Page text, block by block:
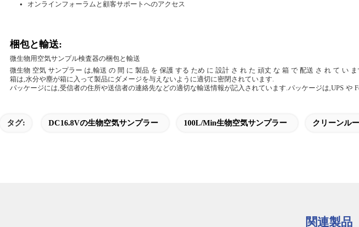
オンラインフォーラムと顧客サポートへのアクセス
梱包と輸送:
微生物用空気サンプル検査器の梱包と輸送
微生物 空気 サンプラー は,輸送 の 間 に 製品 を 保護 する ため に 設計 さ れ た 頑丈 な 箱 で 配送 さ れ て い
箱は,水分や塵が箱に入って製品にダメージを与えないように適切に密閉されています.
パッケージには,受信者の住所や送信者の連絡先などの適切な輸送情報が記入されています.パッケージは,UPS や
タグ: DC16.8Vの生物空気サンプラー 100L/min生物空気サンプラー クリーンル
関連製品